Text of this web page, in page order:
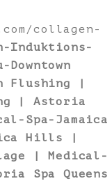
collagen-
Induktions-
Flushing |
| Astoria
Spa-Jamaica
Hills |
| Medical-
Spa Queens